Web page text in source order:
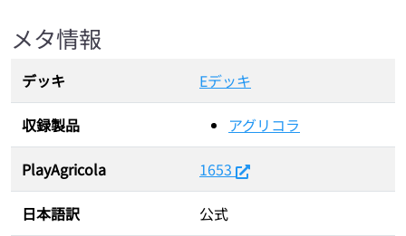
メタ情報
デッキ Eデッキ
収録製品 アグリコラ
PlayAgricola 1653
日本語訳 公式